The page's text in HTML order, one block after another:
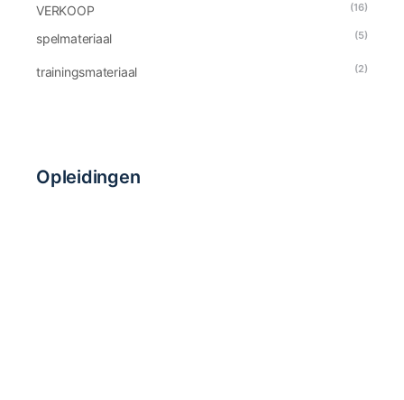
VERKOOP (16)
spelmateriaal (5)
trainingsmateriaal (2)
Opleidingen